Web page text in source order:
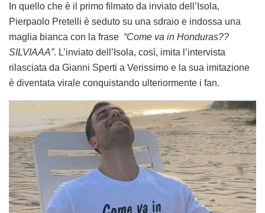
In quello che è il primo filmato da inviato dell’Isola,
Pierpaolo Pretelli è seduto su una sdraio e indossa una
maglia bianca con la frase “Come va in Honduras??
SILVIAAA”. L’inviato dell’Isola, così, imita l’intervista
rilasciata da Gianni Sperti a Verissimo e la sua imitazione
è diventata virale conquistando ulteriormente i fan.